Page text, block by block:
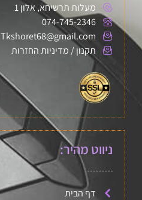
מעלות תרשיחא, אלון 1
074-745-2346
Tkshoret68@gmail.com
תקנון / מדיניות החזרות
ניווט מהיר:
דף הבית